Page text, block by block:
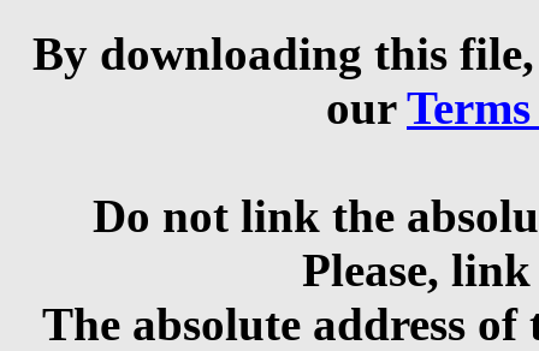
By downloading this
our
Do not link the
Please,
The absolute address